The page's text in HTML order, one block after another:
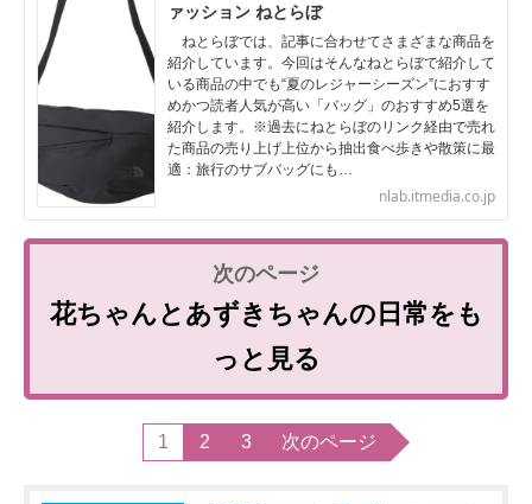
ァッション ねとらぼ
ねとらぼでは、記事に合わせてさまざまな商品を
紹介しています。今回はそんなねとらぼで紹介して
いる商品の中でも“夏のレジャーシーズン”におすす
めかつ読者人気が高い「バッグ」のおすすめ5選を
紹介します。※過去にねとらぼのリンク経由で売れ
た商品の売り上げ上位から抽出食べ歩きや散策に最
適：旅行のサブバッグにも…
nlab.itmedia.co.jp
花ちゃんとあずきちゃんの日常をも
っと見る
1 2 3 次のページ